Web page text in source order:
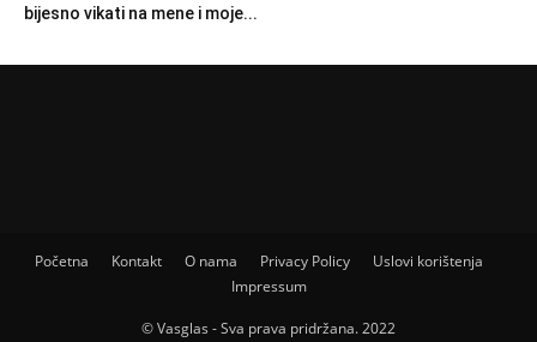
bijesno vikati na mene i moje...
Početna Kontakt O nama Privacy Policy
Uslovi korištenja
Impressum
© Vasglas - Sva prava pridržana. 2022